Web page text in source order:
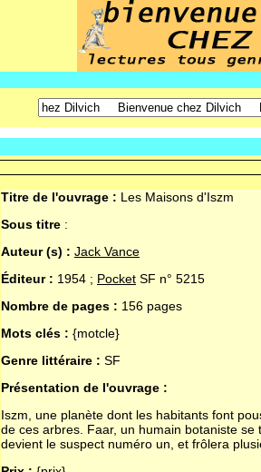
Titre de l'ouvrage : Les Maisons d'Iszm
Sous titre :
Auteur (s) : Jack Vance
Éditeur : 1954 ; Pocket SF n° 5215
Nombre de pages : 156 pages
Mots clés : {motcle}
Genre littéraire : SF
Présentation de l'ouvrage :
Iszm, une planète dont les habitants font
de ces arbres. Faar, un humain botaniste
devient le suspect numéro un, et frôlera